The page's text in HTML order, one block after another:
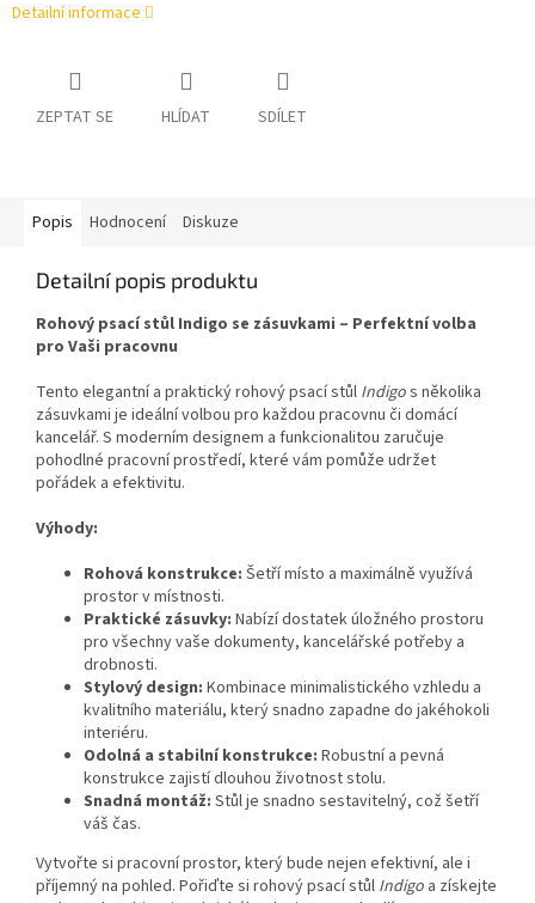
Detailní informace
ZEPTAT SE HLÍDAT SDÍLET
Popis Hodnocení Diskuze
Detailní popis produktu
Rohový psací stůl Indigo se zásuvkami – Perfektní volba
pro Vaši pracovnu
Tento elegantní a praktický rohový psací stůl Indigos několika
zásuvkami je ideální volbou pro každou pracovnu či domácí
kancelář. S moderním designem a funkcionalitou zaručuje
pohodlné pracovní prostředí, které vám pomůže udržet
pořádek a efektivitu.
Výhody:
Rohová konstrukce: Šetří místo a maximálně využívá
prostor v místnosti.
Praktické zásuvky: Nabízí dostatek úložného prostoru
pro všechny vaše dokumenty, kancelářské potřeby a
drobnosti.
Stylový design: Kombinace minimalistického vzhledu a
kvalitního materiálu, který snadno zapadne do jakéhokoli
interiéru.
Odolná a stabilní konstrukce: Robustní a pevná
konstrukce zajistí dlouhou životnost stolu.
Snadná montáž: Stůl je snadno sestavitelný, což šetří
váš čas.
Vytvořte si pracovní prostor, který bude nejen efektivní, ale i
příjemný na pohled. Pořiďte si rohový psací stůl Indigo a získejte